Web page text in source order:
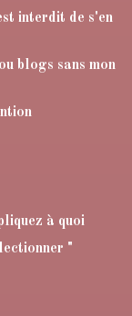
interdit de s'en
blogs sans mon
à quoi
"